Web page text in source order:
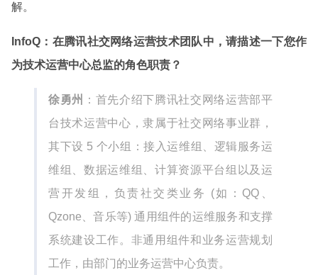
解。
InfoQ：在腾讯社交网络运营技术团队中，请描述一下您作
为技术运营中心总监的角色职责？
徐勇州
：首先介绍下腾讯社交网络运营部平
台技术运营中心，隶属于社交网络事业群，
其下设 5 个小组：接入运维组、逻辑服务运
维组、数据运维组、计算资源平台组以及运
营开发组，负责社交类业务 (如：QQ、
Qzone、音乐等) 通用组件的运维服务和支撑
系统建设工作。非通用组件和业务运营规划
工作，由部门的业务运营中心负责。